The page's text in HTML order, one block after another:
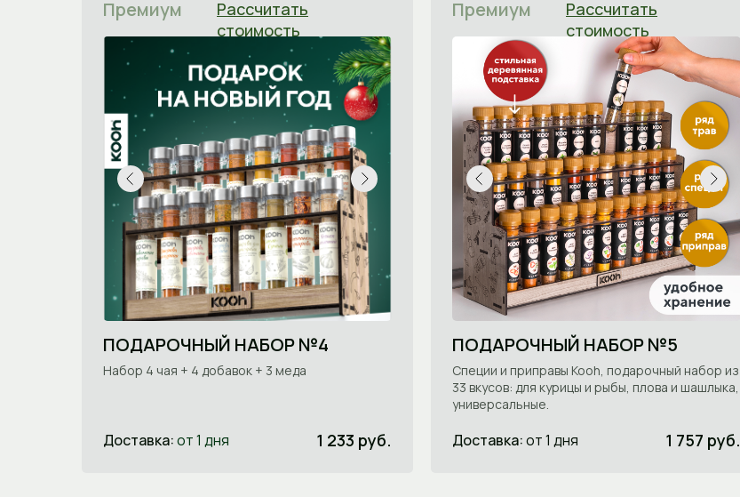
Премиум
Рассчитать
стоимость
ПОДАРОЧНЫЙ НАБОР №4
Набор 4 чая + 4 добавок + 3 меда
Доставка:от 1 дня 1 233 руб.
Премиум
Рассчитать
стоимость
ПОДАРОЧНЫЙ НАБОР №5
Специи и приправы Kooh, подарочный набор из
33 вкусов: для курицы и рыбы, плова и шашлыка,
универсальные.
Доставка:от 1 дня 1 757 руб.